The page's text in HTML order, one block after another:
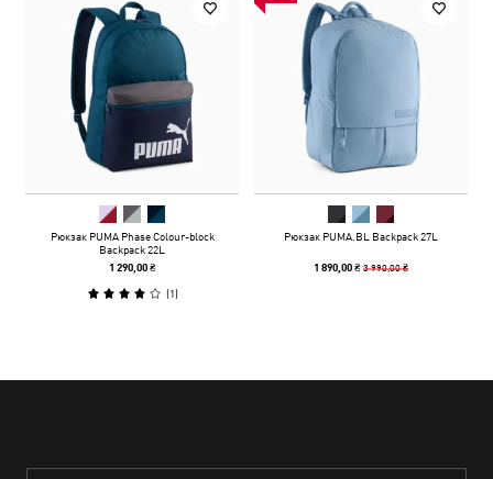
Рюкзак PUMA Phase Colour-block
Backpack 22L
1 290,00 ₴
(1)
Рюкзак PUMA.BL Backpack 27L
1 890,00 ₴3 990,00 ₴